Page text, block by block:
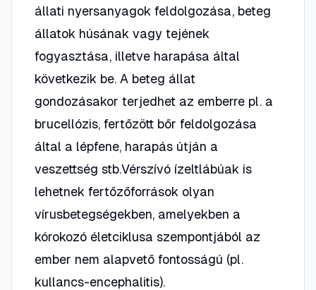
állati nyersanyagok feldolgozása, beteg
állatok húsának vagy tejének
fogyasztása, illetve harapása által
következik be. A beteg állat
gondozásakor terjedhet az emberre pl. a
brucellózis, fertőzött bőr feldolgozása
által a lépfene, harapás útján a
veszettség stb.Vérszívó ízeltlábúak is
lehetnek fertőzőforrások olyan
vírusbetegségekben, amelyekben a
kórokozó életciklusa szempontjából az
ember nem alapvető fontosságú (pl.
kullancs-encephalitis).